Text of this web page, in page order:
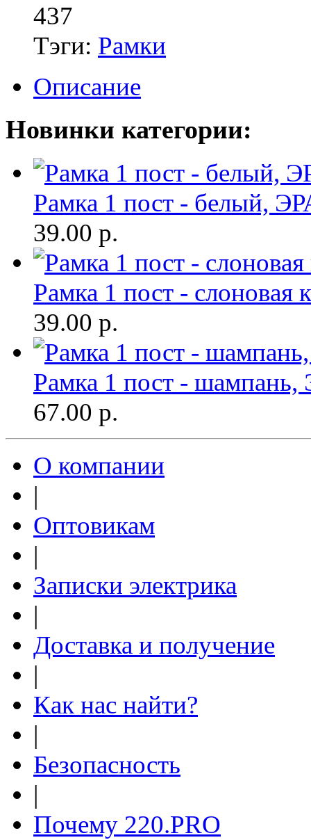
437
Тэги: Рамки
Описание
Новинки категории:
Рамка 1 пост - белый,
39.00 р.
Рамка 1 пост - слоновая
39.00 р.
Рамка 1 пост - шампань,
67.00 р.
О компании
|
Оптовикам
|
Записки электрика
|
Доставка и получение
|
Как нас найти?
|
Безопасность
|
Почему 220.PRO